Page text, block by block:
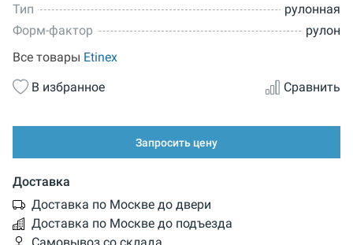
Тип
рулонная
Форм-фактор
рулон
Все товары Etinex
В избранное
Сравнить
Запросить цену
Доставка
Доставка по Москве до двери
Доставка по Москве до подъезда